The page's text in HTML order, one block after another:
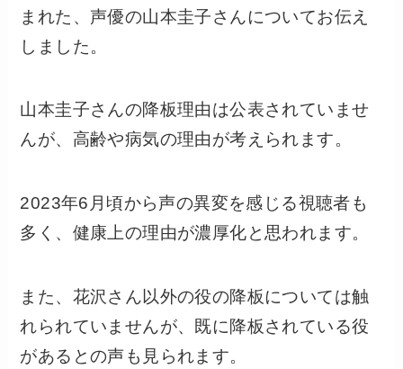
まれた、声優の山本圭子さんについてお伝え
しました。
山本圭子さんの降板理由は公表されていませ
んが、高齢や病気の理由が考えられます。
2023年6月頃から声の異変を感じる視聴者も
多く、健康上の理由が濃厚化と思われます。
また、花沢さん以外の役の降板については触
れられていませんが、既に降板されている役
があるとの声も見られます。